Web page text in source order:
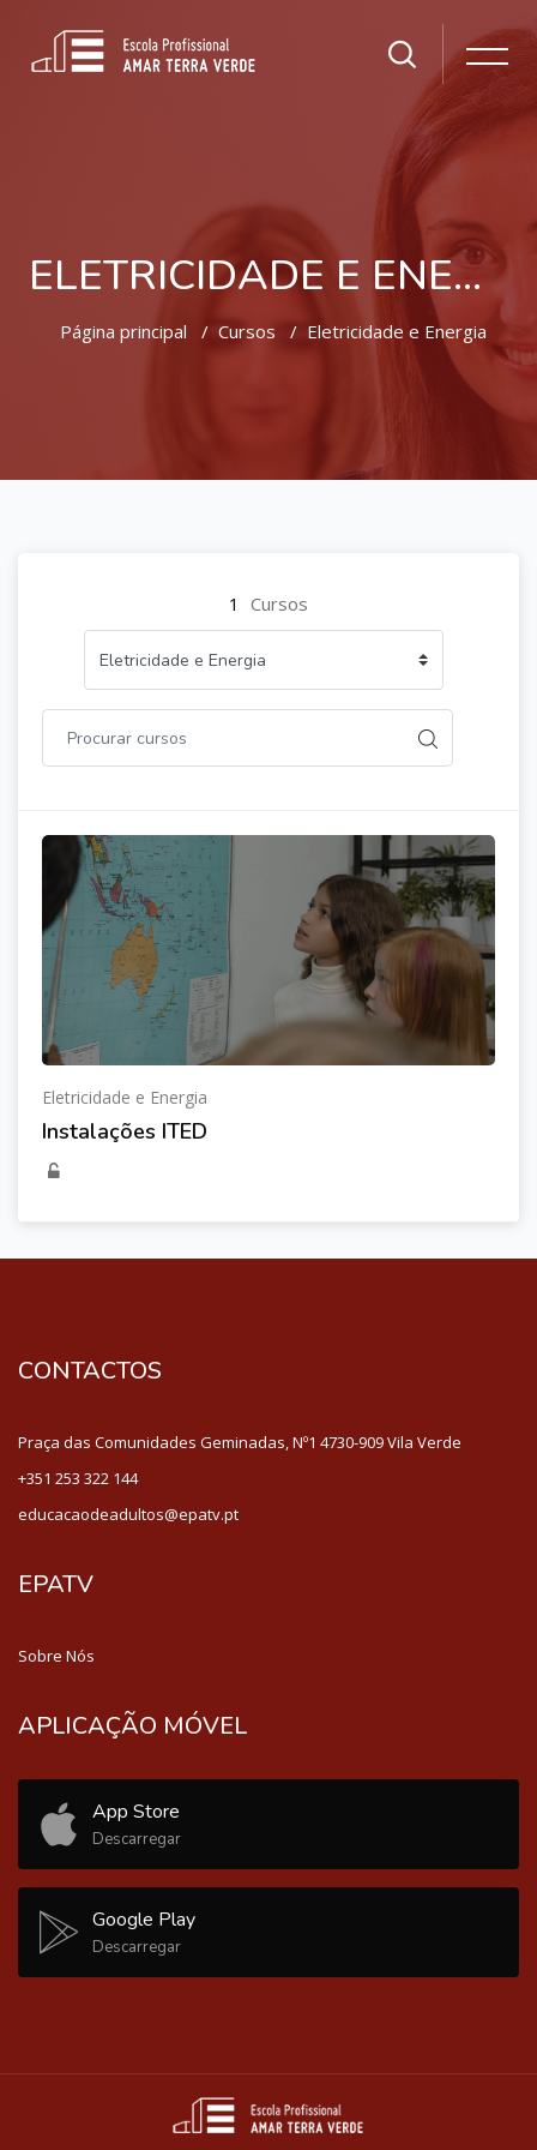
ELETRICIDADE E ENERGIA
Página principal Cursos Eletricidade e Energia
1 Cursos
Eletricidade e Energia
Instalações ITED
CONTACTOS
Praça das Comunidades Geminadas, Nº1 4730-909 Vila Verde
+351 253 322 144
educacaodeadultos@epatv.pt
EPATV
Sobre Nós
APLICAÇÃO MÓVEL
App Store
Descarregar
Google Play
Descarregar